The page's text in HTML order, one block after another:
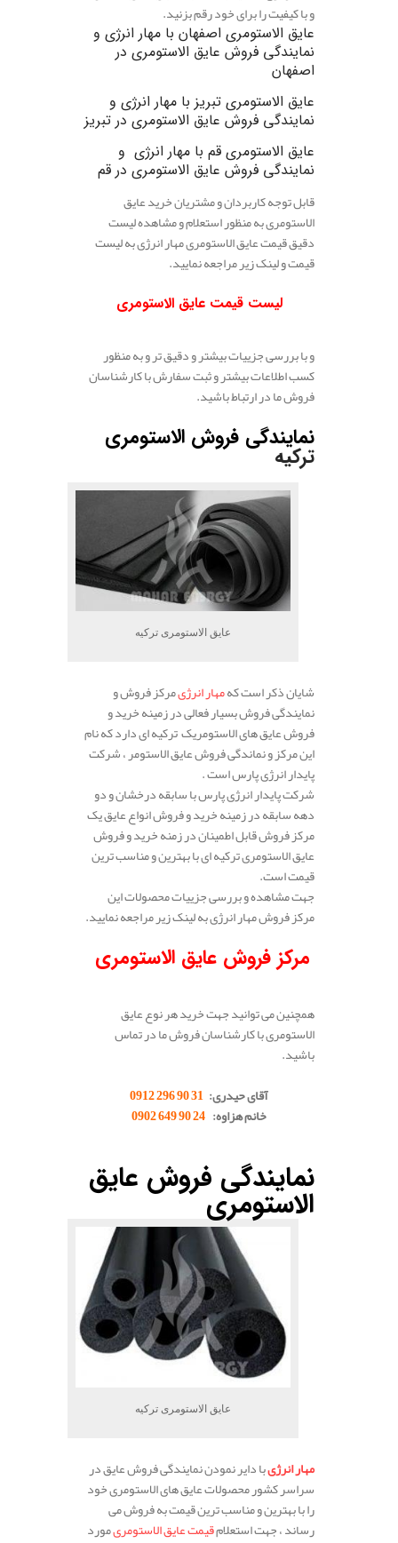
و با کیفیت را برای خود رقم بزنید.
عایق الاستومری اصفهان با مهار انرژی و
نمایندگی فروش عایق الاستومری در
اصفهان
عایق الاستومری تبریز با مهار انرژی و
نمایندگی فروش عایق الاستومری در تبریز
عایق الاستومری قم با مهار انرژی و
نمایندگی فروش عایق الاستومری در قم
قابل توجه کاربردان و مشتریان خرید عایق
الاستومری به منظور استعلام و مشاهده لیست
دقیق قیمت عایق الاستومری مهار انرژی به لیست
قیمت و لینک زیر مراجعه نمایید.
لیست قیمت عایق الاستومری
و با بررسی جزییات بیشتر و دقیق تر و به منظور
کسب اطلاعات بیشتر و ثبت سفارش با کارشناسان
فروش ما در ارتباط باشید.
نمایندگی فروش الاستومری
ترکیه
عایق الاستومری ترکیه
شایان ذکر است کهمهار انرژیمرکز فروش و
نمایندگی فروش بسیار فعالی در زمینه خرید و
فروش عایق های الاستومریک ترکیه ای دارد که نام
این مرکز و نماندگی فروش عایق الاستومر ، شرکت
پایدار انرژی پارس است .
شرکت پایدار انرژی پارس با سابقه درخشان و دو
دهه سابقه در زمینه خرید و فروش انواع عایق یک
مرکز فروش قابل اطمینان در زمنه خرید و فروش
عایق الاستومری ترکیه ای با بهترین و مناسب ترین
قیمت است.
جهت مشاهده و بررسی جزییات محصولات این
مرکز فروش مهار انرژی به لینک زیر مراجعه نمایید.
مرکز فروش عایق الاستومری
همچنین می توانید جهت خرید هر نوع عایق
الاستومری با کارشناسان فروش ما در تماس
باشید.
آقای حیدری: 31 90 296 0912
خانم هزاوه: 24 90 649 0902
نمایندگی فروش عایق
الاستومری
عایق الاستومری ترکیه
مهار انرژیبا دایر نمودن نمایندگی فروش عایق در
سراسر کشور محصولات عایق های الاستومری خود
را با بهترین و مناسب ترین قیمت به فروش می
رساند ، جهت استعلامقیمت عایق الاستومریمورد